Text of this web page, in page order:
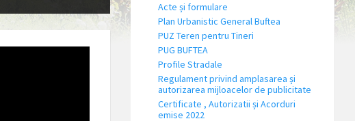
Acte și formulare
Plan Urbanistic General Buftea
PUZ Teren pentru Tineri
PUG BUFTEA
Profile Stradale
Regulament privind amplasarea și
autorizarea mijloacelor de publicitate
Certificate , Autorizatii și Acorduri
emise 2022